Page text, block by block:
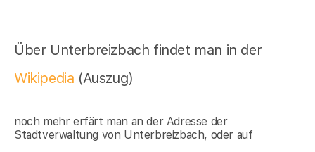
Über Unterbreizbach findet man in der
Wikipedia (Auszug)
noch mehr erfärt man an der Adresse der
Stadtverwaltung von Unterbreizbach, oder auf